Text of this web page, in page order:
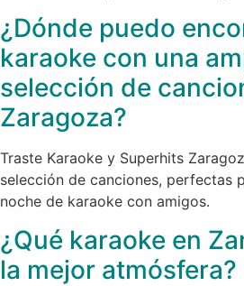
¿Dónde puedo
karaoke con una
selección de
Zaragoza?
Traste Karaoke y Superhits
selección de canciones, perfectas
noche de karaoke con amigos.
¿Qué karaoke en
la mejor atmósfera?